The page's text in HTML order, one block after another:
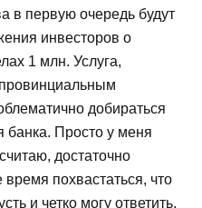
в первую очередь будут
инвесторов о
1 млн. Услуга,
добираться
банка. Просто у меня
достаточно
похвастаться, что
и четко могу ответить,